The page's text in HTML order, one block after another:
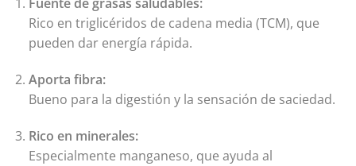
Fuente de grasas saludables:
Rico en triglicéridos de cadena media (TCM), que
pueden dar energía rápida.
Aporta fibra:
Bueno para la digestión y la sensación de saciedad.
Rico en minerales:
Especialmente manganeso, que ayuda al